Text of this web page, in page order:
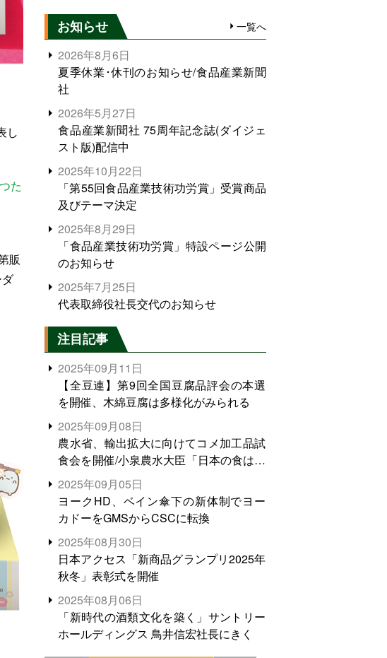
し
た
販
お知らせ 一覧へ
2026年8月6日
夏季休業･休刊のお知らせ/食品産業新聞
社
2026年5月27日
食品産業新聞社 75周年記念誌(ダイジェ
スト版)配信中
2025年10月22日
「第55回食品産業技術功労賞」受賞商品
及びテーマ決定
2025年8月29日
「食品産業技術功労賞」特設ページ公開
のお知らせ
2025年7月25日
代表取締役社長交代のお知らせ
注目記事
2025年09月11日
【全豆連】第9回全国豆腐品評会の本選
を開催、木綿豆腐は多様化がみられる
2025年09月08日
農水省、輸出拡大に向けてコメ加工品試
食会を開催/小泉農水大臣「日本の食は世
界でトップをとれる。米増産に向けて、
米輸出需要の拡大を」
2025年09月05日
ヨークHD、ベイン傘下の新体制でヨー
カドーをGMSからCSCに転換
2025年08月30日
日本アクセス「新商品グランプリ2025年
秋冬」表彰式を開催
2025年08月06日
「新時代の酒類文化を築く」サントリー
ホールディングス 鳥井信宏社長にきく